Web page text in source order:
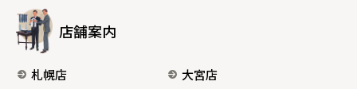
店舗案内
札幌店
大宮店